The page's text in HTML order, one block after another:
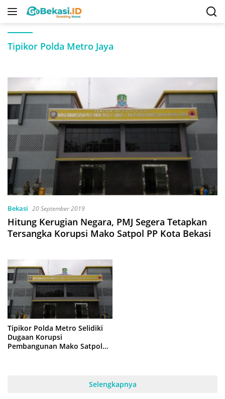
Langsung
Tipikor Polda Metro Jaya
Bekasi 20 September 2019
Hitung Kerugian Negara, PMJ Segera Tetapkan
Tersangka Korupsi Mako Satpol PP Kota Bekasi
Tipikor Polda Metro Selidiki
Dugaan Korupsi
Pembangunan Mako Satpol
Selengkapnya